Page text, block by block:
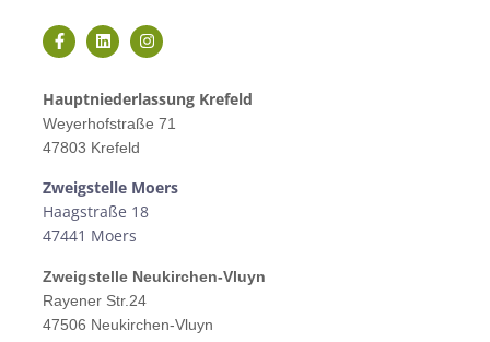
Hauptniederlassung Krefeld
Weyerhofstraße 71
47803 Krefeld
Zweigstelle Moers
Haagstraße 18
47441 Moers
Zweigstelle Neukirchen-Vluyn
Rayener Str.24
47506 Neukirchen-Vluyn